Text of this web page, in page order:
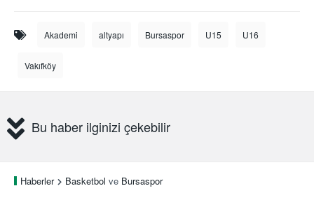
Akademi altyapı Bursaspor U15 U16
Vakıfköy
Bu haber ilginizi çekebilir
Haberler Basketbol ve Bursaspor